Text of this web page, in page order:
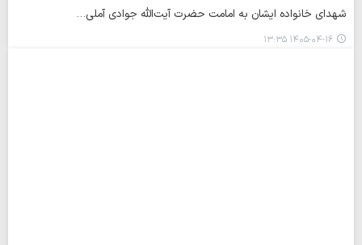
شهدای خانواده ایشان به امامت حضرت آیت‌الله جوادی آملی…
۱۴۰۵-۰۴-۱۶ ۱۳:۳۵